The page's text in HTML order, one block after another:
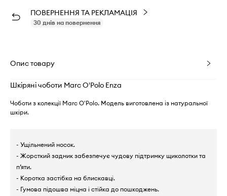
ПОВЕРНЕННЯ ТА РЕКЛАМАЦІЯ
30 днів на повернення
Опис товару
Шкіряні чоботи Marc O'Polo Enza
Чоботи з колекції Marc O'Polo. Модель виготовлена із натуральної
шкіри.
- Ущільнений носок.
- Жорсткий задник забезпечує чудову підтримку щиколотки та
п’яти.
- Коротка застібка на блискавці.
- Гумова підошва міцна і стійка до пошкоджень.